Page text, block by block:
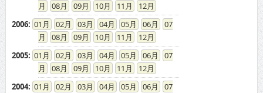
08
09 10 11
12
2006: 01 02 03 04 05 06
07
08
09 10 11
12
2005: 01 02 03 04 05 06
07
08
09 10 11
12
2004: 01 02 03 04 05 06
07